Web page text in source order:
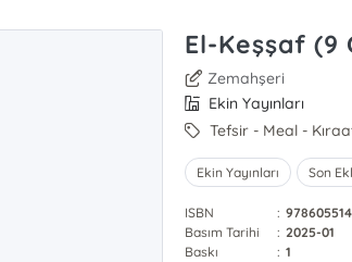
El-Keşşaf (9
Zemahşeri
Ekin Yayınları
Tefsir - Meal -
Ekin Yayınları Son
ISBN :
Basım Tarihi
: 2025-01
Baskı
: 1